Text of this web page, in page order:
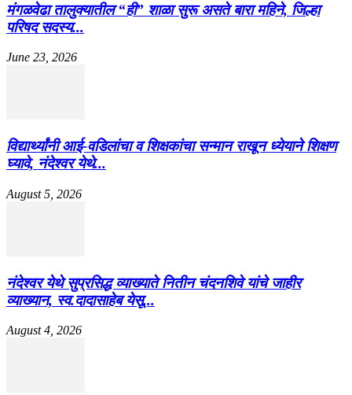
मंगळवेढा तालुक्यातील “ही” शाळा सुरू असते बारा महिने, जिल्हा
परिषद सदस्य...
June 23, 2026
विद्यार्थ्यांनी आई-वडिलांचा व शिक्षकांचा सन्मान राखून ध्येयाने शिक्षण
घ्यावे, नंदेश्वर येथे...
August 5, 2026
नंदेश्वर येथे सुप्रसिद्ध व्याख्याते नितीन चंदनशिवे यांचे जाहीर
व्याख्यान, स्व.दादासाहेब येसू...
August 4, 2026